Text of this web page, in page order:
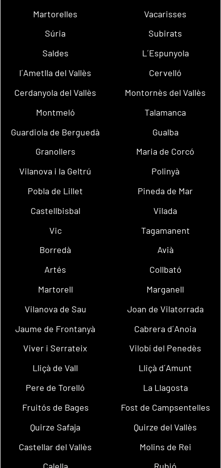
Martorelles
Vacarisses
Súria
Subirats
Saldes
L´Espunyola
l´Ametlla del Vallès
Cervelló
Cerdanyola del Vallès
Montornès del Vallès
Montmeló
Talamanca
Guardiola de Berguedà
Gualba
Granollers
Maria de Corcó
Vilanova i la Geltrú
Polinyà
Pobla de Lillet
Pineda de Mar
Castellbisbal
Vilada
Vic
Tagamanent
Borredà
Avià
Artés
Collbató
Martorell
Marganell
Vilanova de Sau
Joan de Vilatorrada
Jaume de Frontanyà
Cabrera d´Anoia
Viver i Serrateix
Vilobí del Penedès
Lliçà de Vall
Lliçà d´Amunt
Pere de Torelló
La Llagosta
Fruitós de Bages
Fost de Campsentelles
Quirze Safaja
Quirze del Vallès
Castellar del Vallès
Molins de Rei